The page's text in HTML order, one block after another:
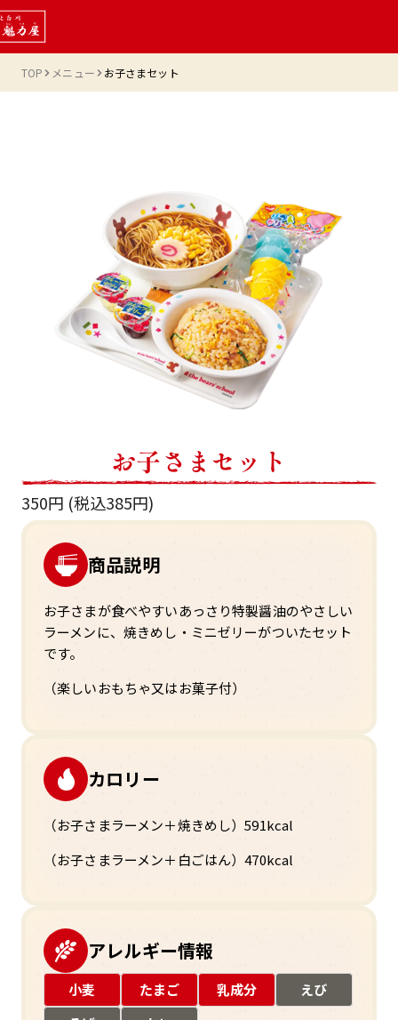
TOP メニュー お子さまセット
お子さまセット
350円 (税込385円)
商品説明
お子さまが食べやすいあっさり特製醤油のやさしい
ラーメンに、焼きめし・ミニゼリーがついたセット
です。
（楽しいおもちゃ又はお菓子付）
カロリー
（お子さまラーメン＋焼きめし）591kcal
（お子さまラーメン＋白ごはん）470kcal
アレルギー情報
小麦 たまご 乳成分
えび